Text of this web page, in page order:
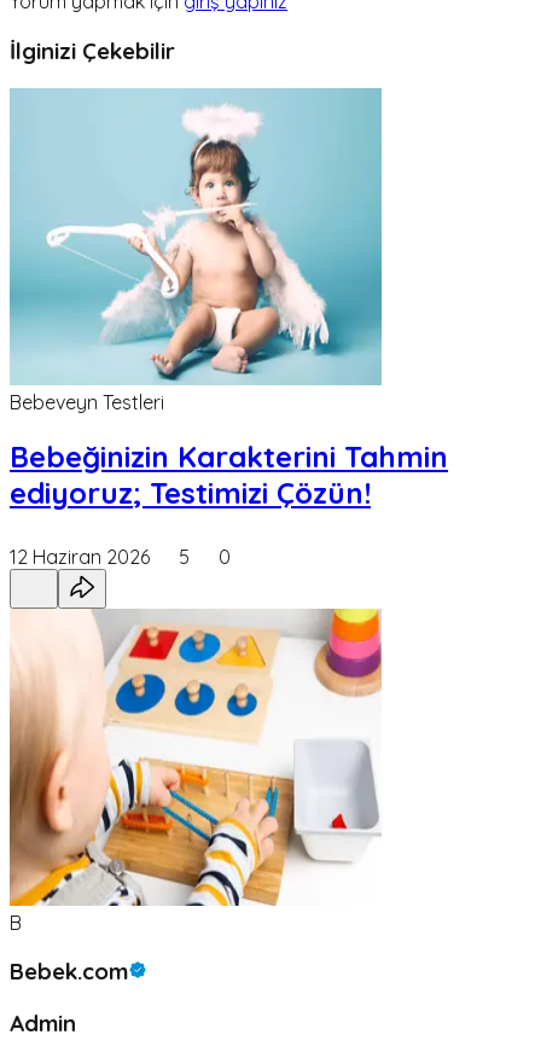
İlginizi Çekebilir
Bebeveyn Testleri
Bebeğinizin Karakterini Tahmin
ediyoruz; Testimizi Çözün!
12 Haziran 2026 5 0
B
Bebek.com
Admin